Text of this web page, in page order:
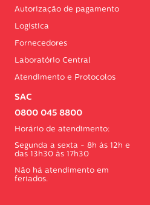
Autorização de pagamento
Logística
Fornecedores
Laboratório Central
Atendimento e Protocolos
SAC
0800 045 8800
Horário de atendimento:
Segunda a sexta - 8h às 12h e
das 13h30 às 17h30
Não há atendimento em
feriados.